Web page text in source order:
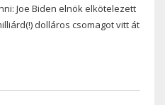
Joe Biden elnök elkötelezett
dolláros csomagot vitt át